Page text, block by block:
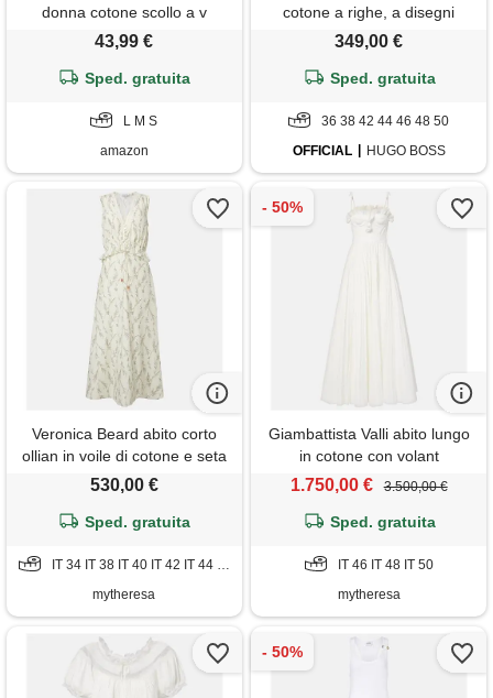
donna cotone scollo a v
elegante abito vita alta a line
maniche corte abiti estivi
curvy con tasche, bianco, s
43,99 €
Sped. gratuita
L M S
amazon
cotone a righe, a disegni
349,00 €
Sped. gratuita
36 38 42 44 46 48 50
OFFICIAL
HUGO BOSS
Veronica Beard abito corto
ollian in voile di cotone e seta
530,00 €
Sped. gratuita
IT 34 IT 38 IT 40 IT 42 IT 44 IT 46 IT 48 IT 50 IT 52
mytheresa
Giambattista Valli abito lungo
in cotone con volant
1.750,00 € 3.500,00 €
Sped. gratuita
IT 46 IT 48 IT 50
mytheresa